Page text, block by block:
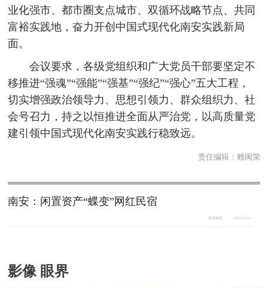
业化强市、都市圈支点城市、双循环战略节点、共同
富裕实践地，奋力开创中国式现代化南安实践新局
面。
会议要求，各级党组织和广大党员干部要坚定不
移推进“强魂”“强能”“强基”“强纪”“强心”五大工程，
切实增强政治领导力、思想引领力、群众组织力、社
会号召力，持之以恒推进全面从严治党，以高质量党
建引领中国式现代化南安实践行稳致远。
责任编辑： 赖闽荣
南安：闲置资产“蝶变”网红民宿
泉州晚报 2025-12-24
影像 眼界